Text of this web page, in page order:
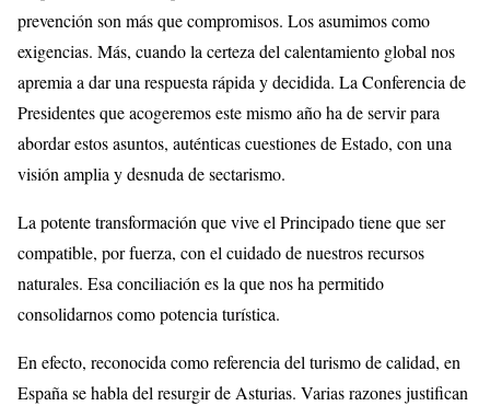
prevención son más que compromisos. Los asumimos como
exigencias. Más, cuando la certeza del calentamiento global nos
apremia a dar una respuesta rápida y decidida. La Conferencia de
Presidentes que acogeremos este mismo año ha de servir para
abordar estos asuntos, auténticas cuestiones de Estado, con una
visión amplia y desnuda de sectarismo.
La potente transformación que vive el Principado tiene que ser
compatible, por fuerza, con el cuidado de nuestros recursos
naturales. Esa conciliación es la que nos ha permitido
consolidarnos como potencia turística.
En efecto, reconocida como referencia del turismo de calidad, en
España se habla del resurgir de Asturias. Varias razones justifican